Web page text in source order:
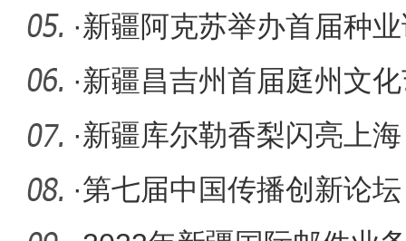
·新疆阿克苏举办首届种
13.77亿元
·新疆昌吉州首届庭州文
·新疆库尔勒香梨闪亮上
国水果
·第七届中国传播创新论